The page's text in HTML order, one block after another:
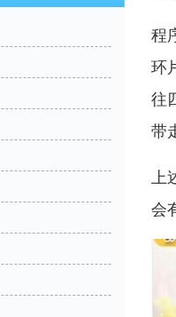
程
环
往
带
上
会